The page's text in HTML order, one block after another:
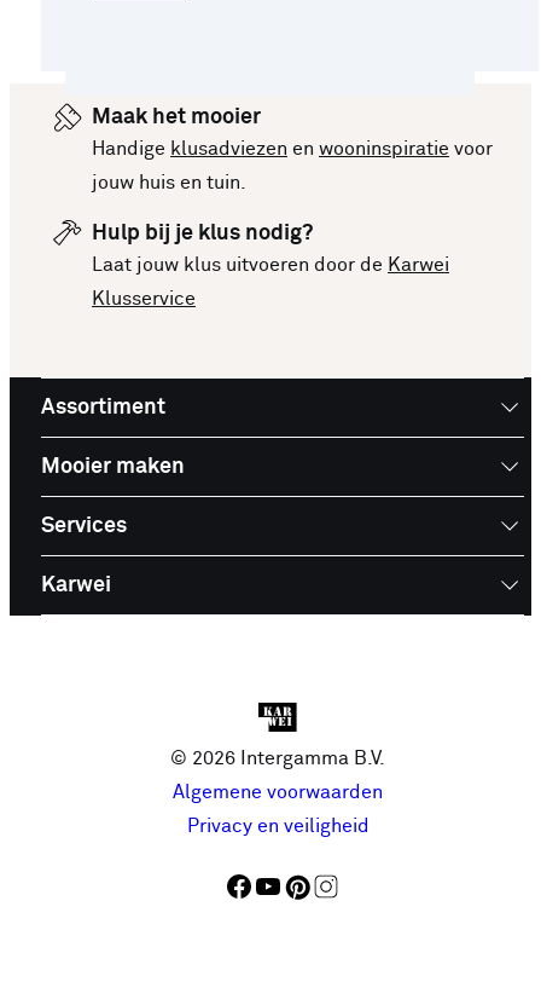
Maak het mooier
Handige klusadviezen en wooninspiratie voor
jouw huis en tuin.
Hulp bij je klus nodig?
Laat jouw klus uitvoeren door de Karwei
Klusservice
Assortiment
Mooier maken
Services
Karwei
© 2026 Intergamma B.V.
Algemene voorwaarden
Privacy en veiligheid